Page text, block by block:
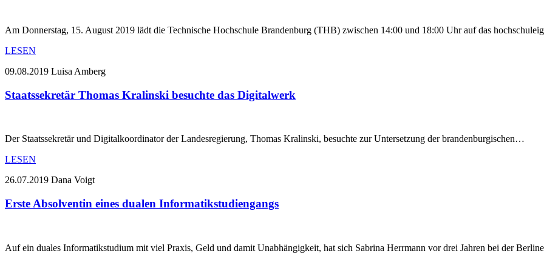
Am Donnerstag, 15. August 2019 lädt die Technische Hochschule Brandenburg (THB) zwischen 14:00 und 18:00 Uhr auf das
LESEN
09.08.2019 Luisa Amberg
Staatssekretär Thomas Kralinski besuchte das Digitalwerk
Der Staatssekretär und Digitalkoordinator der Landesregierung, Thomas Kralinski, besuchte zur Untersetzung der brandenburgischen…
LESEN
26.07.2019 Dana Voigt
Erste Absolventin eines dualen Informatikstudiengangs
Auf ein duales Informatikstudium mit viel Praxis, Geld und damit Unabhängigkeit, hat sich Sabrina Herrmann vor drei Jahren bei der